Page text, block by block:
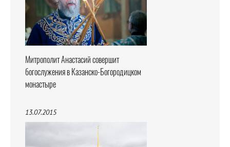
Митрополит Анастасий совершит
богослужения в Казанско-Богородицком
монастыре
13.07.2015